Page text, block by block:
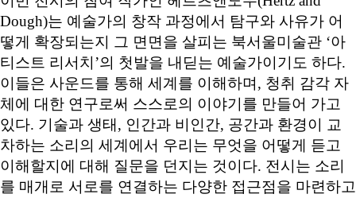
Dough)는 예술가의 창작 과정에서 탐구와 사유가 어
떻게 확장되는지 그 면면을 살피는 북서울미술관 ‘아
티스트 리서치’의 첫발을 내딛는 예술가이기도 하다.
이들은 사운드를 통해 세계를 이해하며, 청취 감각 자
체에 대한 연구로써 스스로의 이야기를 만들어 가고
있다. 기술과 생태, 인간과 비인간, 공간과 환경이 교
차하는 소리의 세계에서 우리는 무엇을 어떻게 듣고
이해할지에 대해 질문을 던지는 것이다. 전시는 소리
를 매개로 서로를 연결하는 다양한 접근점을 마련하고